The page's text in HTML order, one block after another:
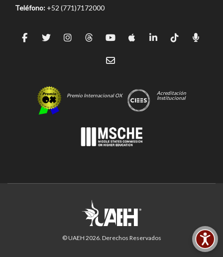
Teléfono: +52 (771)7172000
Premio Internacional OX
Acreditación
Institucional
© UAEH 2026. Derechos Reservados